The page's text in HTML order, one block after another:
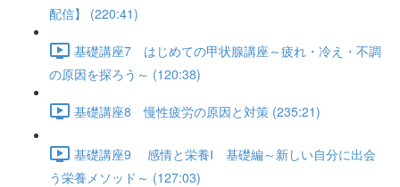
配信】 (220:41)
基礎講座7 はじめての甲状腺講座～疲れ・冷え・不調
の原因を探ろう～ (120:38)
基礎講座8 慢性疲労の原因と対策 (235:21)
基礎講座9 感情と栄養Ⅰ 基礎編～新しい自分に出会
う栄養メソッド～ (127:03)